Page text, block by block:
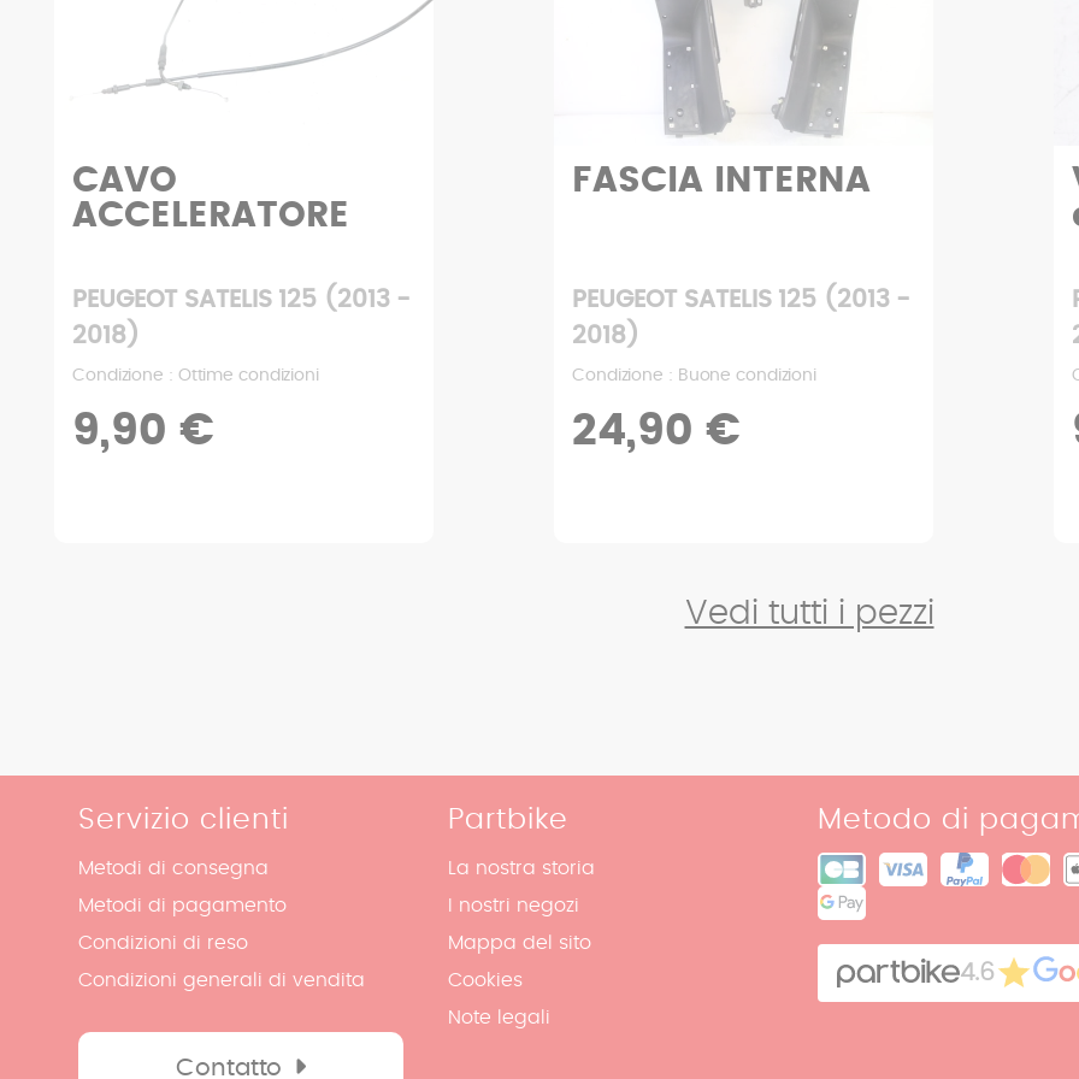
FASCIA INTERNA
PEUGEOT SATELIS 125 (2013 -
2018)
Condizione : Buone condizioni
24,90 €
Vaso di
PEUGEOT SATELIS 125 (2013 -
2018)
Condizione : Buone condizioni
9,90 €
Vedi tutti i pezzi
Servizio clienti
Metodi di consegna
Metodi di pagamento
Condizioni di reso
Condizioni generali di vendita
Contatto
Partbike
La nostra storia
I nostri negozi
Mappa del sito
Cookies
Note legali
Metodo di
4.6